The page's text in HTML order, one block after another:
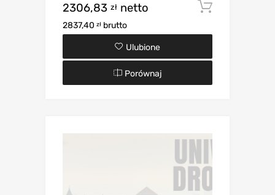
2306,83 zł netto
2837,40 zł brutto
Ulubione
Porównaj